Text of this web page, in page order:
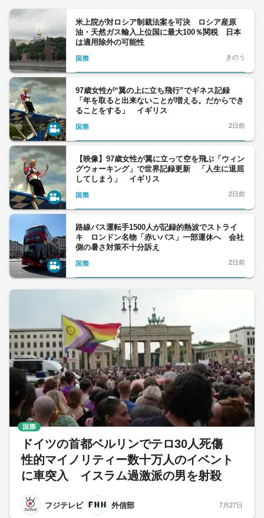
米上院が対ロシア制裁法案を可決 ロシア産原
油・天然ガス輸入上位国に最大100％関税 日本
は適用除外の可能性
国際
きのう
97歳女性が“翼の上に立ち飛行”でギネス記録
「年を取ると出来ないことが増える。だからでき
ることをする」 イギリス
国際
2日前
【映像】97歳女性が翼に立って空を飛ぶ「ウィン
グウォーキング」で世界記録更新 「人生に退屈
してしまう」 イギリス
国際
2日前
路線バス運転手1500人が記録的熱波でストライ
キ ロンドン名物「赤いバス」一部運休へ 会社
側の暑さ対策不十分訴え
国際
2日前
ドイツの首都ベルリンでテロ30人死傷
性的マイノリティー数十万人のイベント
に車突入 イスラム過激派の男を射殺
フジテレビ 外信部
国際
7月27日